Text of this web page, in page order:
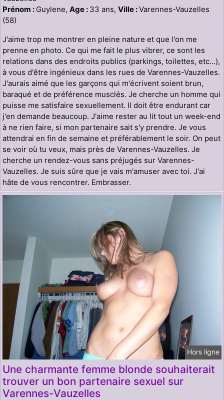
Prénom : Guylene, Age : 33 ans, Ville :Varennes-Vauzelles
(58)
J'aime trop me montrer en pleine nature et que l'on me
prenne en photo. Ce qui me fait le plus vibrer, ce sont les
relations dans des endroits publics (parkings, toilettes, etc...),
à vous d'être ingénieux dans les rues de Varennes-Vauzelles.
J'aurais aimé que les garçons qui m'écrivent soient brun,
baraqué et de préférence musclés. Je cherche un homme qui
puisse me satisfaire sexuellement. Il doit être endurant car
j'en demande beaucoup. J'aime rester au lit tout un week-end
à ne rien faire, si mon partenaire sait s'y prendre. Je vous
attendrai en fin de semaine et préférablement le soir. On peut
se voir où tu veux, mais près de Varennes-Vauzelles. Je
cherche un rendez-vous sans préjugés sur Varennes-
Vauzelles. Je suis sûre que je vais m'amuser avec toi. J'ai
hâte de vous rencontrer. Embrasser.
Hors ligne
Une charmante femme blonde souhaiterait
trouver un bon partenaire sexuel sur
Varennes-Vauzelles